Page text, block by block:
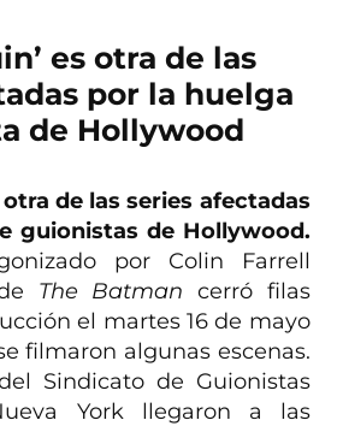
es otra de las
por la huelga
de Hollywood
otra de las series afectadas
guionistas de Hollywood.
por Colin Farrell
The Batman cerró filas
el martes 16 de mayo
filmaron algunas escenas.
Sindicato de Guionistas
York llegaron a las